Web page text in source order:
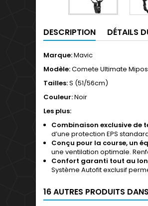
DESCRIPTION DÉTAILS
Marque:Mavic
Modèle:Comete Ultimate Mipos
Tailles:S (51/56cm)
Couleur:Noir
Les plus:
Combinaison exclusive de
d’une protection EPS
Conçu pour la course, un
une ventilation optimale.
Confort garanti tout au
Système Autofit exclusif
16 AUTRES PRODUITS